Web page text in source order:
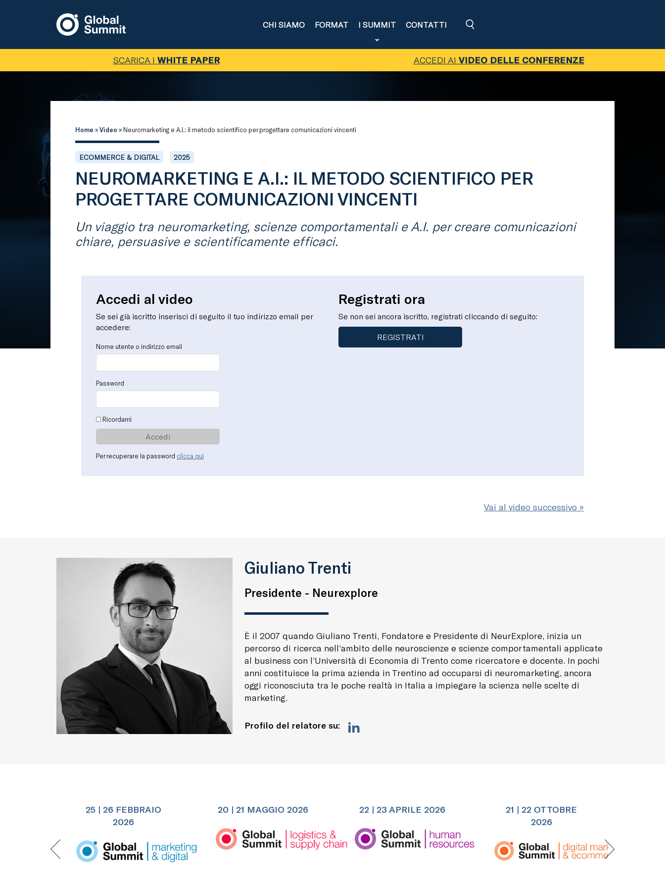
CHI SIAMO FORMAT I SUMMIT CONTATTI
SCARICA I WHITE PAPER ACCEDI AI VIDEO DELLE CONFERENZE
Home »Video » Neuromarketing e A.I.: il metodo scientifico per progettare comunicazioni vincenti
ECOMMERCE & DIGITAL 2025
NEUROMARKETING E A.I.: IL METODO SCIENTIFICO PER
PROGETTARE COMUNICAZIONI VINCENTI
Un viaggio tra neuromarketing, scienze comportamentali e A.I. per creare comunicazioni
chiare, persuasive e scientificamente efficaci.
Accedi al video
Se sei già iscritto inserisci di seguito il tuo indirizzo email per
accedere:
Nome utente o indirizzo email
Password
Ricordami
Per recuperare la password clicca qui
Registrati ora
Se non sei ancora iscritto, registrati cliccando di seguito:
REGISTRATI
Vai al video successivo »
Giuliano Trenti
Presidente - Neurexplore
È il 2007 quando Giuliano Trenti, Fondatore e Presidente di NeurExplore, inizia un
percorso di ricerca nell’ambito delle neuroscienze e scienze comportamentali applicate
al business con l’Università di Economia di Trento come ricercatore e docente. In pochi
anni costituisce la prima azienda in Trentino ad occuparsi di neuromarketing, ancora
oggi riconosciuta tra le poche realtà in Italia a impiegare la scienza nelle scelte di
marketing.
Profilo del relatore su:
25 | 26 FEBBRAIO
2026
20 | 21 MAGGIO 2026 22 | 23 APRILE 2026
21 | 22 OTTOBRE
2026